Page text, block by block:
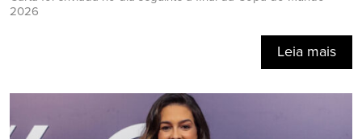
2026
Leia mais